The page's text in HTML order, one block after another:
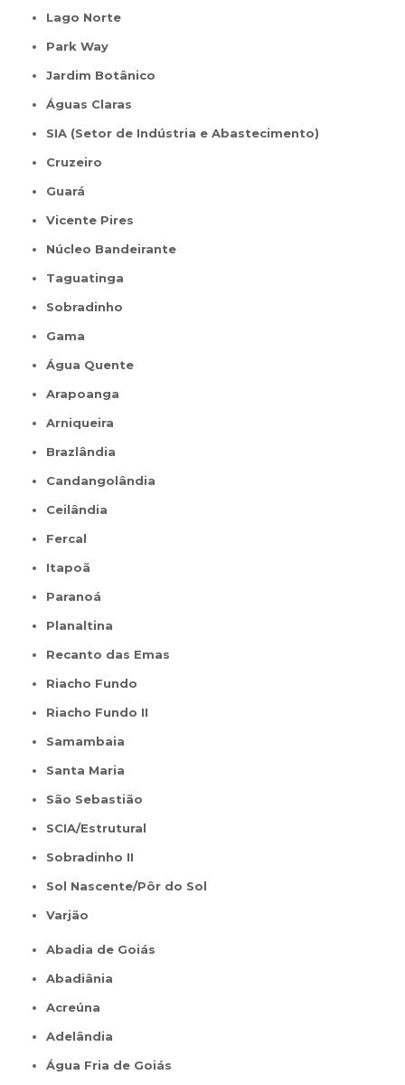
Lago Norte
Park Way
Jardim Botânico
Águas Claras
SIA (Setor de Indústria e Abastecimento)
Cruzeiro
Guará
Vicente Pires
Núcleo Bandeirante
Taguatinga
Sobradinho
Gama
Água Quente
Arapoanga
Arniqueira
Brazlândia
Candangolândia
Ceilândia
Fercal
Itapoã
Paranoá
Planaltina
Recanto das Emas
Riacho Fundo
Riacho Fundo II
Samambaia
Santa Maria
São Sebastião
SCIA/Estrutural
Sobradinho II
Sol Nascente/Pôr do Sol
Varjão
Abadia de Goiás
Abadiânia
Acreúna
Adelândia
Água Fria de Goiás